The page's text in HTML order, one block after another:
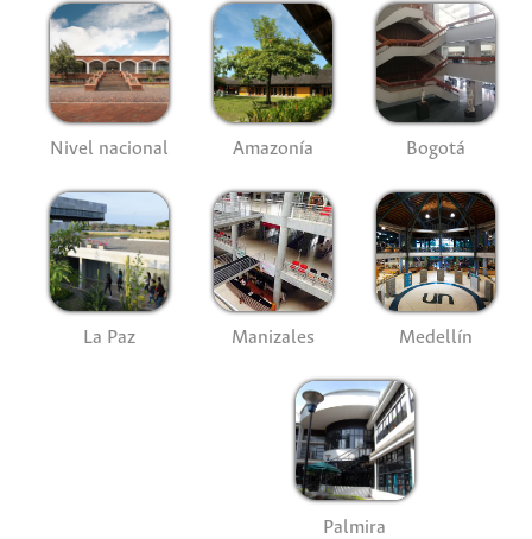
Nivel nacional Amazonía Bogotá
La Paz Manizales Medellín
Palmira